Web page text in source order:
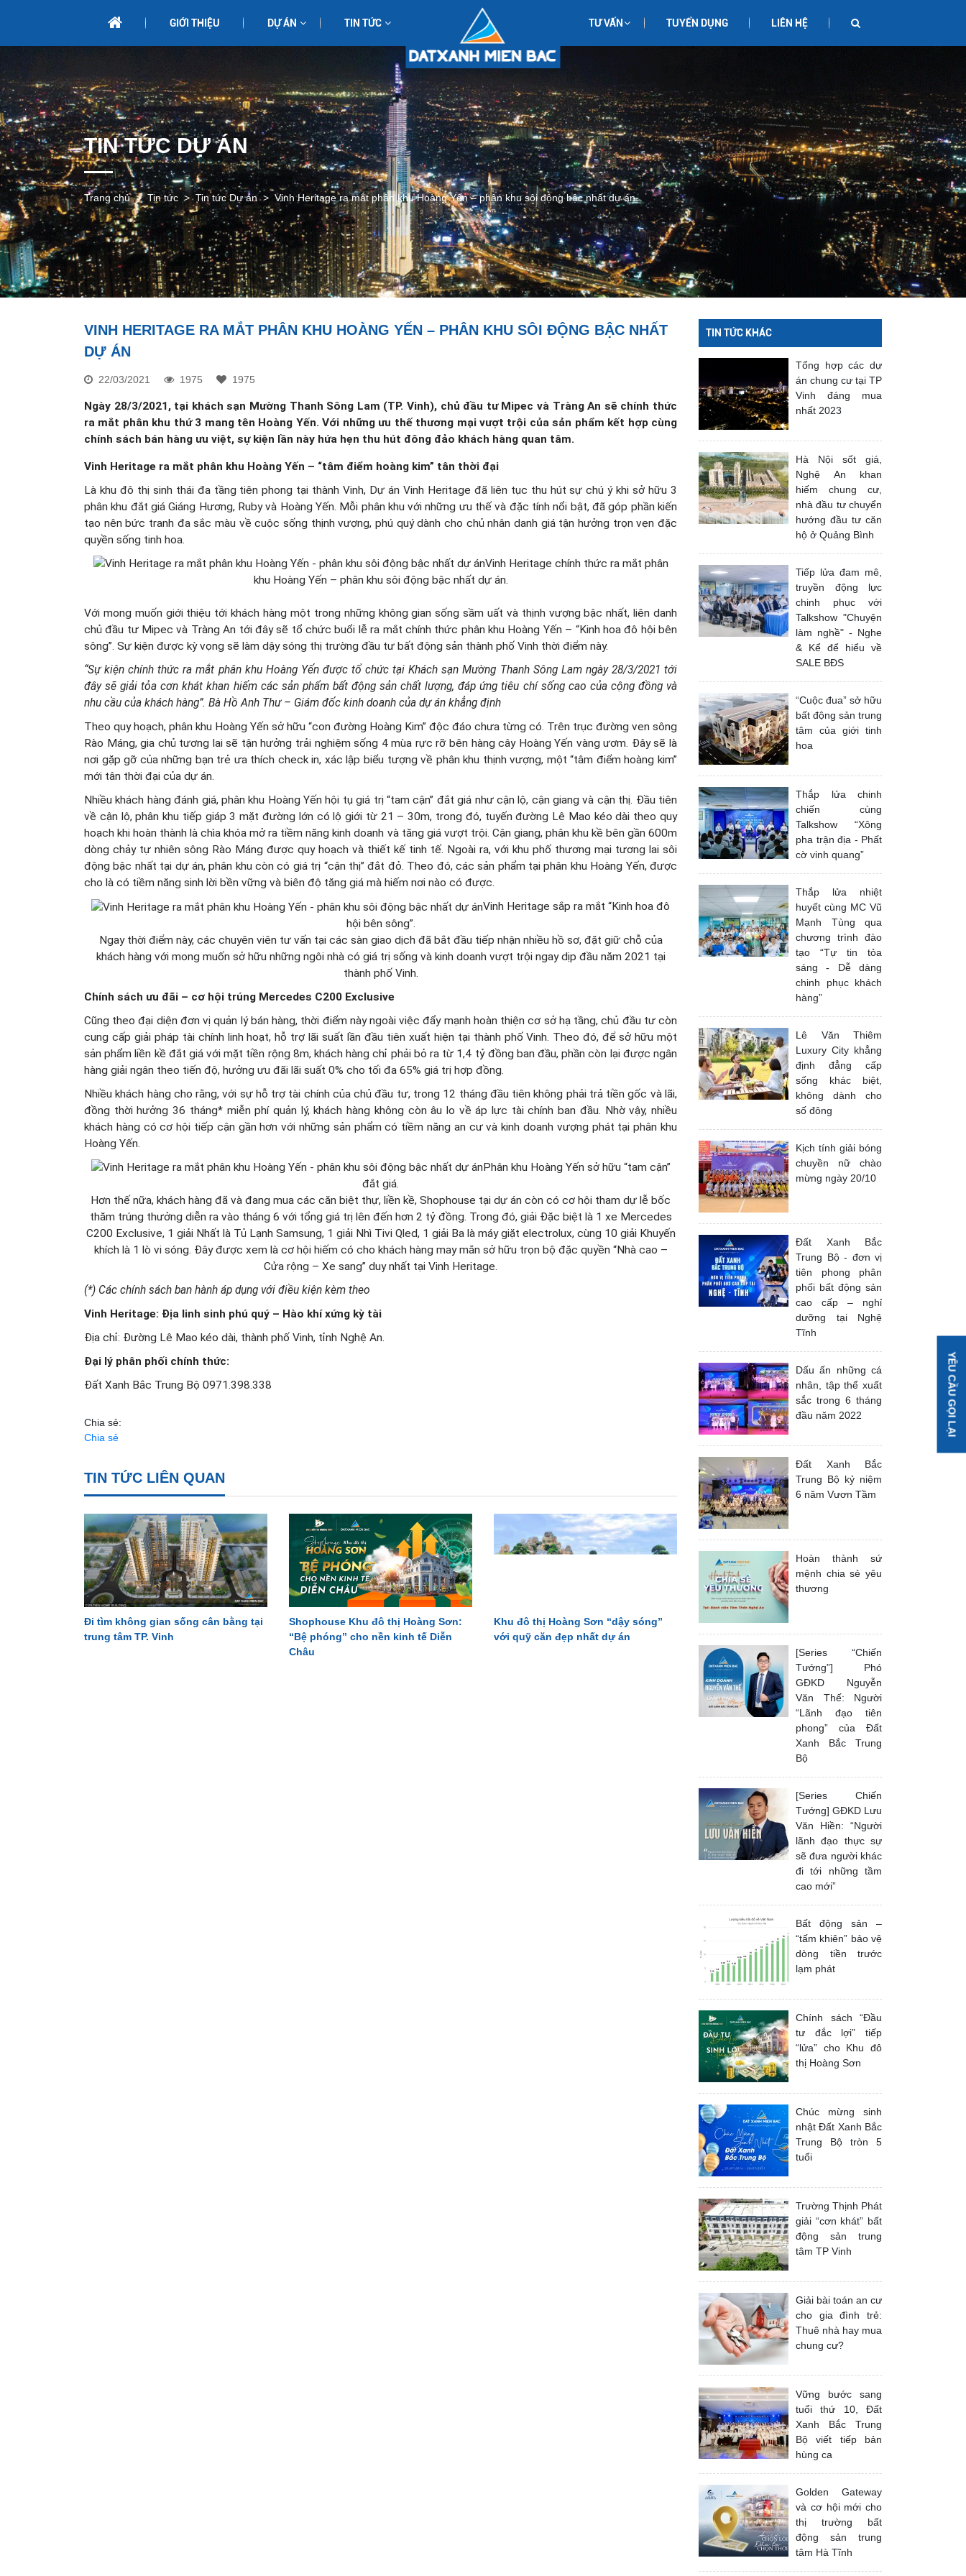
GIỚI THIỆU DỰ ÁN TIN TỨC TƯ VẤN TUYỂN DỤNG LIÊN HỆ
TIN TỨC DỰ ÁN
Trang chủ Tin tức Tin tức Dự án Vinh Heritage ra mắt phân khu Hoàng Yến – phân khu sôi động bậc nhất dự án
VINH HERITAGE RA MẮT PHÂN KHU HOÀNG YẾN – PHÂN KHU SÔI ĐỘNG BẬC NHẤT
DỰ ÁN
22/03/2021 1975 1975
Ngày 28/3/2021, tại khách sạn Mường Thanh Sông Lam (TP. Vinh), chủ đầu tư Mipec và Tràng An sẽ chính thức
ra mắt phân khu thứ 3 mang tên Hoàng Yến. Với những ưu thế thương mại vượt trội của sản phẩm kết hợp cùng
chính sách bán hàng ưu việt, sự kiện lần này hứa hẹn thu hút đông đảo khách hàng quan tâm.
Vinh Heritage ra mắt phân khu Hoàng Yến – “tâm điểm hoàng kim” tân thời đại
Là khu đô thị sinh thái đa tầng tiên phong tại thành Vinh, Dự án Vinh Heritage đã liên tục thu hút sự chú ý khi sở hữu 3
phân khu đắt giá Giáng Hương, Ruby và Hoàng Yến. Mỗi phân khu với những ưu thế và đặc tính nổi bật, đã góp phần kiến
tạo nên bức tranh đa sắc màu về cuộc sống thịnh vượng, phú quý dành cho chủ nhân danh giá tận hưởng trọn vẹn đặc
quyền sống tinh hoa.
Vinh Heritage chính thức ra mắt phân
khu Hoàng Yến – phân khu sôi động bậc nhất dự án.
Với mong muốn giới thiệu tới khách hàng một trong những không gian sống sầm uất và thịnh vượng bậc nhất, liên danh
chủ đầu tư Mipec và Tràng An tới đây sẽ tổ chức buổi lễ ra mắt chính thức phân khu Hoàng Yến – “Kinh hoa đô hội bên
sông”. Sự kiện được kỳ vọng sẽ làm dậy sóng thị trường đầu tư bất động sản thành phố Vinh thời điểm này.
“Sự kiện chính thức ra mắt phân khu Hoàng Yến được tổ chức tại Khách sạn Mường Thanh Sông Lam ngày 28/3/2021 tới
đây sẽ giải tỏa cơn khát khan hiếm các sản phẩm bất động sản chất lượng, đáp ứng tiêu chí sống cao của cộng đồng và
nhu cầu của khách hàng”. Bà Hồ Anh Thư – Giám đốc kinh doanh của dự án khẳng định
Theo quy hoạch, phân khu Hoàng Yến sở hữu “con đường Hoàng Kim” độc đáo chưa từng có. Trên trục đường ven sông
Rào Máng, gia chủ tương lai sẽ tận hưởng trải nghiệm sống 4 mùa rực rỡ bên hàng cây Hoàng Yến vàng ươm. Đây sẽ là
nơi gặp gỡ của những bạn trẻ ưa thích check in, xác lập biểu tượng về phân khu thịnh vượng, một “tâm điểm hoàng kim”
mới tân thời đại của dự án.
Nhiều khách hàng đánh giá, phân khu Hoàng Yến hội tụ giá trị “tam cận” đắt giá như cận lộ, cận giang và cận thị. Đầu tiên
về cận lộ, phân khu tiếp giáp 3 mặt đường lớn có lộ giới từ 21 – 30m, trong đó, tuyến đường Lê Mao kéo dài theo quy
hoạch khi hoàn thành là chìa khóa mở ra tiềm năng kinh doanh và tăng giá vượt trội. Cận giang, phân khu kề bên gần 600m
dòng chảy tự nhiên sông Rào Máng được quy hoạch và thiết kế tinh tế. Ngoài ra, với khu phố thương mại tương lai sôi
động bậc nhất tại dự án, phân khu còn có giá trị “cận thị” đắt đỏ. Theo đó, các sản phẩm tại phân khu Hoàng Yến, được
cho là có tiềm năng sinh lời bền vững và biên độ tăng giá mà hiếm nơi nào có được.
Vinh Heritage sắp ra mắt “Kinh hoa đô
hội bên sông”.
Ngay thời điểm này, các chuyên viên tư vấn tại các sàn giao dịch đã bắt đầu tiếp nhận nhiều hồ sơ, đặt giữ chỗ của
khách hàng với mong muốn sở hữu những ngôi nhà có giá trị sống và kinh doanh vượt trội ngay dịp đầu năm 2021 tại
thành phố Vinh.
Chính sách ưu đãi – cơ hội trúng Mercedes C200 Exclusive
Cũng theo đại diện đơn vị quản lý bán hàng, thời điểm này ngoài việc đẩy mạnh hoàn thiện cơ sở hạ tầng, chủ đầu tư còn
cung cấp giải pháp tài chính linh hoạt, hỗ trợ lãi suất lần đầu tiên xuất hiện tại thành phố Vinh. Theo đó, để sở hữu một
sản phẩm liền kề đắt giá với mặt tiền rộng 8m, khách hàng chỉ phải bỏ ra từ 1,4 tỷ đồng ban đầu, phần còn lại được ngân
hàng giải ngân theo tiến độ, hưởng ưu đãi lãi suất 0% cho tối đa 65% giá trị hợp đồng.
Nhiều khách hàng cho rằng, với sự hỗ trợ tài chính của chủ đầu tư, trong 12 tháng đầu tiên không phải trả tiền gốc và lãi,
đồng thời hưởng 36 tháng* miễn phí quản lý, khách hàng không còn âu lo về áp lực tài chính ban đầu. Nhờ vậy, nhiều
khách hàng có cơ hội tiếp cận gần hơn với những sản phẩm có tiềm năng an cư và kinh doanh vượng phát tại phân khu
Hoàng Yến.
Phân khu Hoàng Yến sở hữu “tam cận”
đắt giá.
Hơn thế nữa, khách hàng đã và đang mua các căn biệt thự, liền kề, Shophouse tại dự án còn có cơ hội tham dự lễ bốc
thăm trúng thưởng diễn ra vào tháng 6 với tổng giá trị lên đến hơn 2 tỷ đồng. Trong đó, giải Đặc biệt là 1 xe Mercedes
C200 Exclusive, 1 giải Nhất là Tủ Lạnh Samsung, 1 giải Nhì Tivi Qled, 1 giải Ba là máy giặt electrolux, cùng 10 giải Khuyến
khích là 1 lò vi sóng. Đây được xem là cơ hội hiếm có cho khách hàng may mắn sở hữu trọn bộ đặc quyền “Nhà cao –
Cửa rộng – Xe sang” duy nhất tại Vinh Heritage.
(*) Các chính sách ban hành áp dụng với điều kiện kèm theo
Vinh Heritage: Địa linh sinh phú quý – Hào khí xứng kỳ tài
Địa chỉ: Đường Lê Mao kéo dài, thành phố Vinh, tỉnh Nghệ An.
Đại lý phân phối chính thức:
Đất Xanh Bắc Trung Bộ 0971.398.338
Chia sẻ:
Chia sẻ
TIN TỨC LIÊN QUAN
Đi tìm không gian sống cân bằng tại
trung tâm TP. Vinh
Shophouse Khu đô thị Hoàng Sơn:
“Bệ phóng” cho nền kinh tế Diễn
Châu
Khu đô thị Hoàng Sơn “dậy sóng”
với quỹ căn đẹp nhất dự án
TIN TỨC KHÁC
Tổng hợp các dự
án chung cư tại TP
Vinh đáng mua
nhất 2023
Hà Nội sốt giá,
Nghệ An khan
hiếm chung cư,
nhà đầu tư chuyển
hướng đầu tư căn
hộ ở Quảng Bình
Tiếp lửa đam mê,
truyền động lực
chinh phục với
Talkshow "Chuyện
làm nghề" - Nghe
& Kể để hiểu về
SALE BĐS
“Cuộc đua” sở hữu
bất động sản trung
tâm của giới tinh
hoa
Thắp lửa chinh
chiến cùng
Talkshow “Xông
pha trận địa - Phất
cờ vinh quang”
Thắp lửa nhiệt
huyết cùng MC Vũ
Mạnh Tùng qua
chương trình đào
tạo “Tự tin tỏa
sáng - Dễ dàng
chinh phục khách
hàng”
Lê Văn Thiêm
Luxury City khẳng
định đẳng cấp
sống khác biệt,
không dành cho
số đông
Kịch tính giải bóng
chuyền nữ chào
mừng ngày 20/10
Đất Xanh Bắc
Trung Bộ - đơn vị
tiên phong phân
phối bất động sản
cao cấp – nghỉ
dưỡng tại Nghệ
Tĩnh
Dấu ấn những cá
nhân, tập thể xuất
sắc trong 6 tháng
đầu năm 2022
Đất Xanh Bắc
Trung Bộ kỷ niệm
6 năm Vươn Tầm
Hoàn thành sứ
mệnh chia sẻ yêu
thương
[Series “Chiến
Tướng”] Phó
GĐKD Nguyễn
Văn Thế: Người
“Lãnh đạo tiên
phong” của Đất
Xanh Bắc Trung
Bộ
[Series Chiến
Tướng] GĐKD Lưu
Văn Hiền: “Người
lãnh đạo thực sự
sẽ đưa người khác
đi tới những tầm
cao mới”
Bất động sản –
“tấm khiên” bảo vệ
dòng tiền trước
lạm phát
Chính sách “Đầu
tư đắc lợi” tiếp
“lửa” cho Khu đô
thị Hoàng Sơn
Chúc mừng sinh
nhật Đất Xanh Bắc
Trung Bộ tròn 5
tuổi
Trường Thịnh Phát
giải “cơn khát” bất
động sản trung
tâm TP Vinh
Giải bài toán an cư
cho gia đình trẻ:
Thuê nhà hay mua
chung cư?
Vững bước sang
tuổi thứ 10, Đất
Xanh Bắc Trung
Bộ viết tiếp bản
hùng ca
Golden Gateway
và cơ hội mới cho
thị trường bất
động sản trung
tâm Hà Tĩnh
YÊU CẦU GỌI LẠI